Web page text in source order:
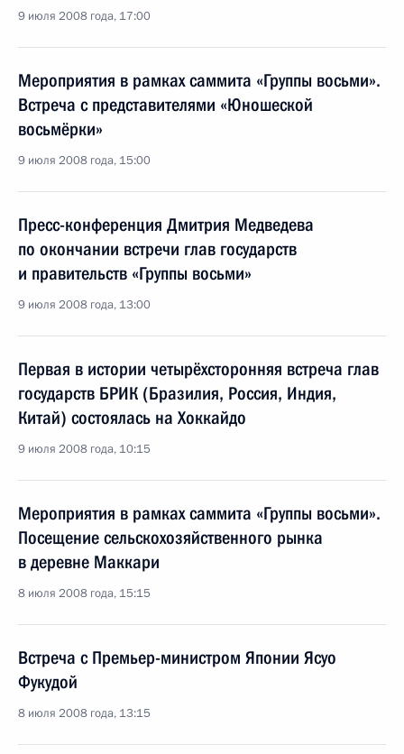
9 июля 2008 года, 17:00
Мероприятия в рамках саммита «Группы восьми».
Встреча с представителями «Юношеской
восьмёрки»
9 июля 2008 года, 15:00
Пресс-конференция Дмитрия Медведева
по окончании встречи глав государств
и правительств «Группы восьми»
9 июля 2008 года, 13:00
Первая в истории четырёхсторонняя встреча глав
государств БРИК (Бразилия, Россия, Индия,
Китай) состоялась на Хоккайдо
9 июля 2008 года, 10:15
Мероприятия в рамках саммита «Группы восьми».
Посещение сельскохозяйственного рынка
в деревне Маккари
8 июля 2008 года, 15:15
Встреча с Премьер-министром Японии Ясуо
Фукудой
8 июля 2008 года, 13:15